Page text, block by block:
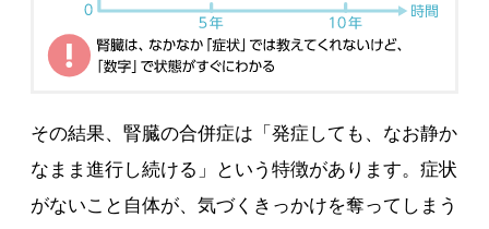
その結果、腎臓の合併症は「発症しても、なお静か
なまま進行し続ける」という特徴があります。症状
がないこと自体が、気づくきっかけを奪ってしまう